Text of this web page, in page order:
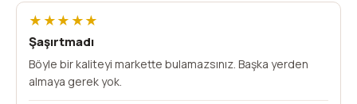
★★★★★
Şaşırtmadı
Böyle bir kaliteyi markette bulamazsınız. Başka yerden
almaya gerek yok.